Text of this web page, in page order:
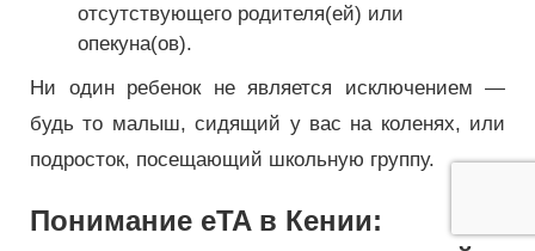
отсутствующего родителя(ей) или
опекуна(ов).
Ни один ребенок не является исключением —
будь то малыш, сидящий у вас на коленях, или
подросток, посещающий школьную группу.
Понимание eTA в Кении: